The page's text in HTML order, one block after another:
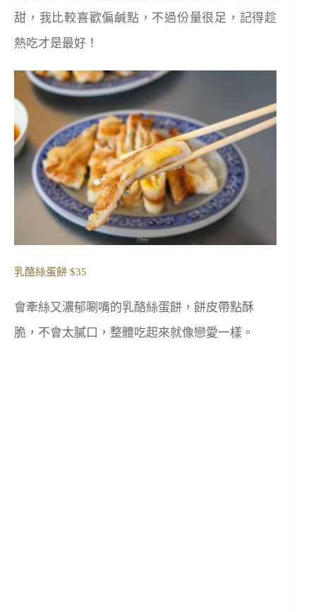
甜，我比較喜歡偏鹹點，不過份量很足，記得趁
熱吃才是最好！
乳酪絲蛋餅 $35
會牽絲又濃郁唰嘴的乳酪絲蛋餅，餅皮帶點酥
脆，不會太膩口，整體吃起來就像戀愛一樣。